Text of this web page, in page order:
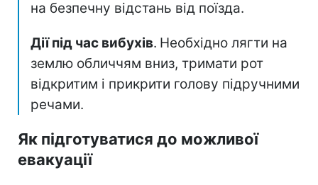
на безпечну відстань від поїзда.
Дії під час вибухів. Необхідно лягти на
землю обличчям вниз, тримати рот
відкритим і прикрити голову підручними
речами.
Як підготуватися до можливої
евакуації